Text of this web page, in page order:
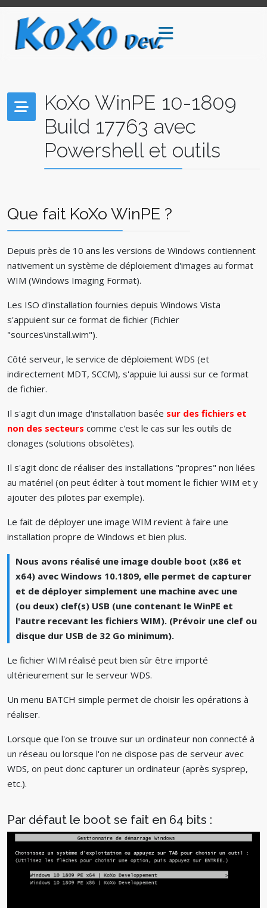
KoXo WinPE 10-1809
Build 17763 avec
Powershell et outils
Que fait KoXo WinPE ?
Depuis près de 10 ans les versions de Windows contiennent
nativement un système de déploiement d'images au format
WIM (Windows Imaging Format).
Les ISO d'installation fournies depuis Windows Vista
s'appuient sur ce format de fichier (Fichier
"sources\install.wim").
Côté serveur, le service de déploiement WDS (et
indirectement MDT, SCCM), s'appuie lui aussi sur ce format
de fichier.
Il s'agit d'un image d'installation basée sur des fichiers et
non des secteurs comme c'est le cas sur les outils de
clonages (solutions obsolètes).
Il s'agit donc de réaliser des installations "propres" non liées
au matériel (on peut éditer à tout moment le fichier WIM et y
ajouter des pilotes par exemple).
Le fait de déployer une image WIM revient à faire une
installation propre de Windows et bien plus.
Nous avons réalisé une image double boot (x86 et
x64) avec Windows 10.1809, elle permet de capturer
et de déployer simplement une machine avec une
(ou deux) clef(s) USB (une contenant le WinPE et
l'autre recevant les fichiers WIM). (Prévoir une clef ou
disque dur USB de 32 Go minimum).
Le fichier WIM réalisé peut bien sûr être importé
ultérieurement sur le serveur WDS.
Un menu BATCH simple permet de choisir les opérations à
réaliser.
Lorsque que l'on se trouve sur un ordinateur non connecté à
un réseau ou lorsque l'on ne dispose pas de serveur avec
WDS, on peut donc capturer un ordinateur (après sysprep,
etc.).
Par défaut le boot se fait en 64 bits :